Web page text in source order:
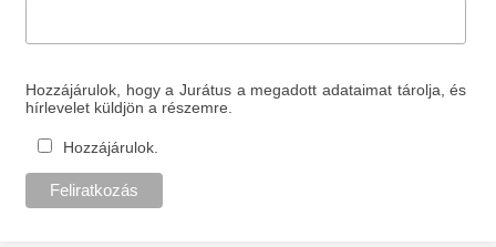
Hozzájárulok, hogy a Jurátus a megadott adataimat tárolja, és
hírlevelet küldjön a részemre.
Hozzájárulok.